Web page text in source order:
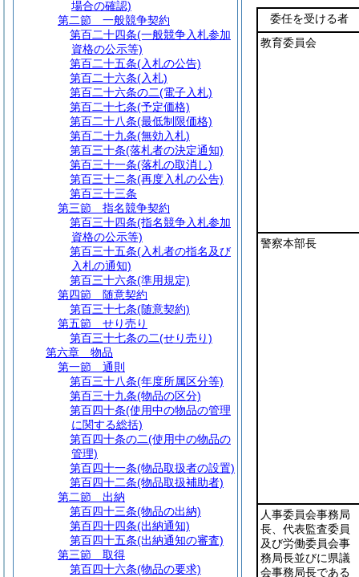
委任を受ける者
教育委員会
警察本部長
人事委員会事務局
長、代表監査委員
及び労働委員会事
務局長並びに県議
会事務局長である
場合の確認)
第二節
一般競争契約
第百二十四条(一般競争入札参加
資格の公示等)
第百二十五条(入札の公告)
第百二十六条(入札)
第百二十六条の二(電子入札)
第百二十七条(予定価格)
第百二十八条(最低制限価格)
第百二十九条(無効入札)
第百三十条(落札者の決定通知)
第百三十一条(落札の取消し)
第百三十二条(再度入札の公告)
第百三十三条
第三節
指名競争契約
第百三十四条(指名競争入札参加
資格の公示等)
第百三十五条(入札者の指名及び
入札の通知)
第百三十六条(準用規定)
第四節
随意契約
第百三十七条(随意契約)
第五節
せり売り
第百三十七条の二(せり売り)
第六章
物品
第一節
通則
第百三十八条(年度所属区分等)
第百三十九条(物品の区分)
第百四十条(使用中の物品の管理
に関する総括)
第百四十条の二(使用中の物品の
管理)
第百四十一条(物品取扱者の設置)
第百四十二条(物品取扱補助者)
第二節
出納
第百四十三条(物品の出納)
第百四十四条(出納通知)
第百四十五条(出納通知の審査)
第三節
取得
第百四十六条(物品の要求)